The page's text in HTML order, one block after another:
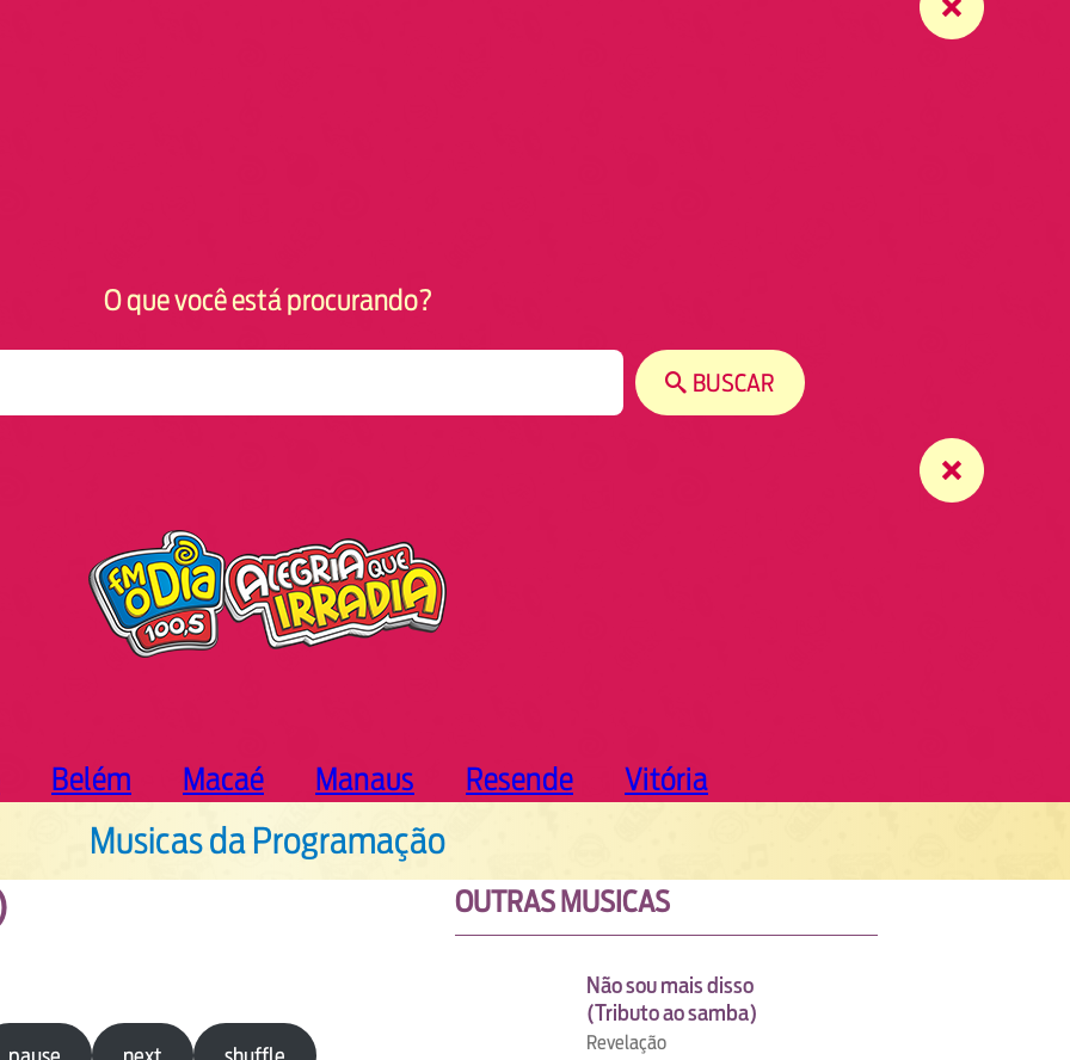
O que você está procurando?
BUSCAR
Belém Macaé Manaus Resende Vitória
Musicas da Programação
OUTRAS MUSICAS
Não sou mais disso
(Tributo ao samba)
Revelação